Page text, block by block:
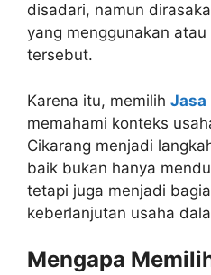
disadari, namun
yang menggunakan
tersebut.
Karena itu, memilih Jasa
memahami konteks
Cikarang menjadi
baik bukan hanya
tetapi juga menjadi
keberlanjutan usaha
Mengapa